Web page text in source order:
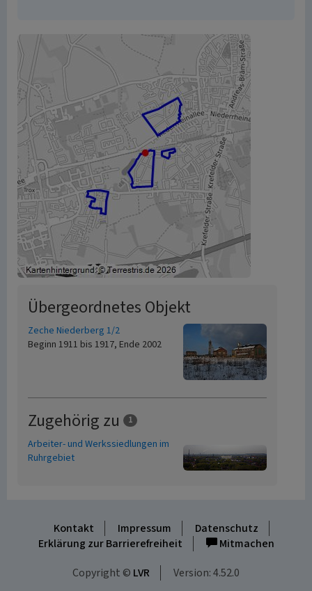
Übergeordnetes Objekt
Zeche Niederberg 1/2
Beginn 1911 bis 1917, Ende 2002
Zugehörig zu 1
Arbeiter- und Werkssiedlungen im
Ruhrgebiet
Kontakt Impressum
Datenschutz
Erklärung zur Barrierefreiheit
Mitmachen
Copyright © LVR Version: 4.52.0